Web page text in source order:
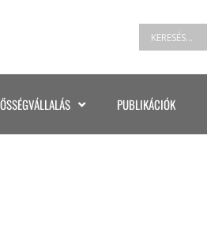
PUBLIKÁCIÓK